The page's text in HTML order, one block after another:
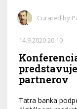
Curated by
14.9.2020 20:10
predstavuje
partnerov
Tatra banka